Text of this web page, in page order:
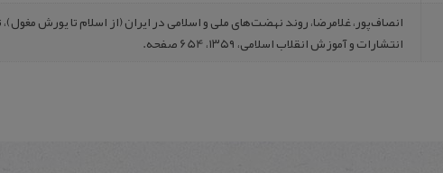
ان‍ص‍اف‌پور، غ‍لامرض‍ا، رون‍د ن‍ه‍ض‍ت‌‌ه‍ای‌ م‍لی‌ و اس‍لامی‌ در ایران‌ (از اس‍لام‌ ت‍ا یورش‌ م‍غ‍ول‌)،
ان‍ت‍ش‍ارات‌ و آم‍وزش‌ ان‍ق‍لاب‌ اس‍لامی‌، ۱۳۵۹، 654 صفحه.